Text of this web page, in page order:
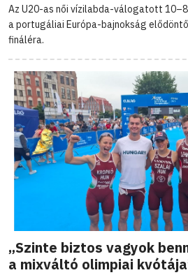
Az U20-as női vízilabda-válogatott
a portugáliai Európa-bajnokság
fináléra.
„Szinte biztos vagyok
a mixváltó olimpiai